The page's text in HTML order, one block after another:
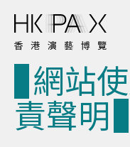
網站
責聲明